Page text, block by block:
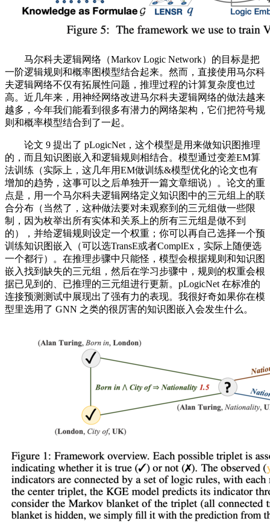
马尔科夫逻辑网络（Markov Logic Network）的目标是把
一阶逻辑规则和概率图模型结合起来。然而，直接使用马尔科
夫逻辑网络不仅有拓展性问题，推理过程的计算复杂度也过
高。近几年来，用神经网络改进马尔科夫逻辑网络的做法越来
越多，今年我们能看到很多有潜力的网络架构，它们把符号规
则和概率模型结合到了一起。
论文 9 提出了 pLogicNet，这个模型是用来做知识图推理
的，而且知识图嵌入和逻辑规则相结合。模型通过变差EM算
法训练（实际上，这几年用EM做训练&模型优化的论文也有
增加的趋势，这事可以之后单独开一篇文章细说）。论文的重
点是，用一个马尔科夫逻辑网络定义知识图中的三元组上的联
合分布（当然了，这种做法要对未观察到的三元组做一些限
制，因为枚举出所有实体和关系上的所有三元组是做不到
的），并给逻辑规则设定一个权重；你可以再自己选择一个预
训练知识图嵌入（可以选TransE或者ComplEx，实际上随便选
一个都行）。在推理步骤中只能怪，模型会根据规则和知识图
嵌入找到缺失的三元组，然后在学习步骤中，规则的权重会根
据已见到的、已推理的三元组进行更新。pLogicNet 在标准的
连接预测测试中展现出了强有力的表现。我很好奇如果你在模
型里选用了 GNN 之类的很厉害的知识图嵌入会发生什么。